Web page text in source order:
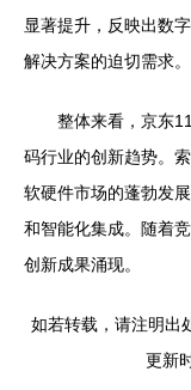
显著提升，反映出数
解决方案的迫切需求。
整体来看，京东
码行业的创新趋势。
软硬件市场的蓬勃发
和智能化集成。随着
创新成果涌现。
如若转载，请注明出
更新